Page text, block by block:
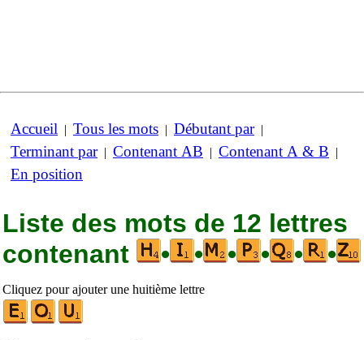
Accueil | Tous les mots | Débutant par|
Terminant par| Contenant AB | Contenant A & B |
En position
Liste des mots de 12 lettres
contenant
• • • • • •
Cliquez pour ajouter une huitième lettre